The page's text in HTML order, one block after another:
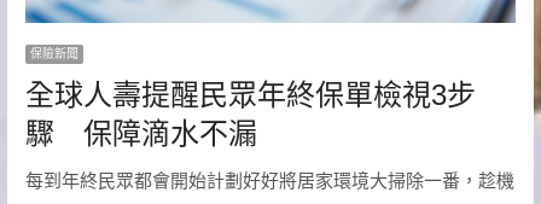
保險新聞
全球人壽提醒民眾年終保單檢視3步
驟 保障滴水不漏
每到年終民眾都會開始計劃好好將居家環境大掃除一番，趁機